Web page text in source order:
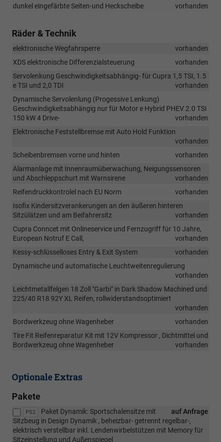
dunkel eingefärbte Seiten-und Heckscheibe
vorhanden
Räder & Technik
elektronische Wegfahrsperre
vorhanden
XDS elektronische Differenzialsteuerung
vorhanden
Servolenkung Geschwindigkeitsabhängig- für Cupra 1,5 TSI, 1.5
e TSI und 2,0 TDI
vorhanden
Dynamische Servolenlung (Progessive Lenkung)
Geschwindigkeitsabhängig nur für Motor e Hybrid PHEV 2.0 TSI
150 kW 4 Drive-
vorhanden
Elektronische Feststellbremse mit Auto Hold Funktion
vorhanden
Scheibenbremsen vorne und hinten
vorhanden
Alarmanlage mit Innenraumüberwachung, Neigungssensoren
und Abschleppschurt mit Warnsirene
vorhanden
Reifendruckkontrolel nach EU Norm
vorhanden
Isofix Kindersitzverankerungen an den äußeren hinteren
Sitzülätzen und am Beifahrersitz
vorhanden
Cupra Conncet mit Onlineservice und Fernzugriff für 10 Jahre,
European Notruf E Call,
vorhanden
Kessy-schlüsselloses Entry & Exit System
vorhanden
Dynamische und automatische Leuchtweitenregulierung
vorhanden
Leichtmetallfelgen 18 Zoll "Garbi" in Dark Shadow Machined und
225/40 R18 92Y XL Reifen, rollwiderstandsoptimiert
vorhanden
Bordwerkzeug ohne Wagenheber
vorhanden
Tire Fit Reifenreparatur Kit mit 12V Kompressor , Dichtmittel und
Bordwerkzeug ohne Wagenheber
vorhanden
Optionale Extras
Pakete
PS2 auf Anfrage
Paket Dynamik: Sportschalensitze mit
Sitzbeug in Design Dynamik , beheizbar- getrennt regelbar-,
elektrisch verstellbar inkl. Lendenwirbelstützen mit Memory für
Sitzeinstellung und Außenspiegel